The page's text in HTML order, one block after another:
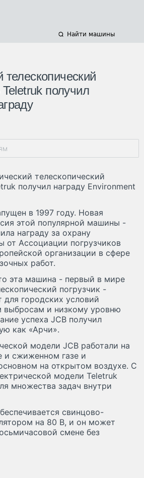
Найти машины
телескопический
Teletruk получил
телескопический
получил награду Environment
в 1997 году. Новая
этой популярной машины -
награду за охрану
Ассоциации погрузчиков
организации в сфере
работ.
эта машина - первый в мире
погрузчик -
для городских условий
выбросам и низкому уровню
успеха JCB получил
как «Арчи».
модели JCB работали на
и сжиженном газе и
на открытом воздухе. С
модели Teletruk
множества задач внутри
свинцово-
на 80 В, и он может
смене без